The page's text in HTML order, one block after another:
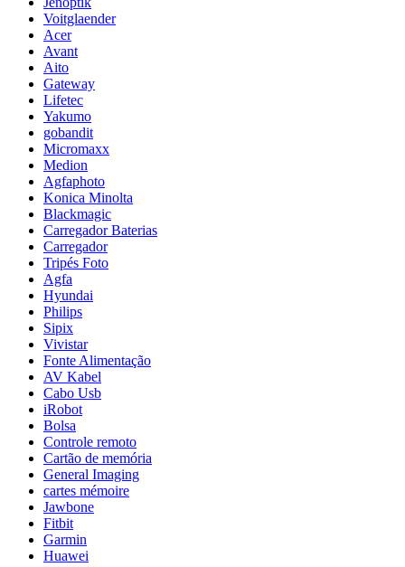
Voitglaender
Acer
Avant
Aito
Gateway
Lifetec
Yakumo
gobandit
Micromaxx
Medion
Agfaphoto
Konica Minolta
Blackmagic
Carregador Baterias
Carregador
Tripés Foto
Agfa
Hyundai
Philips
Sipix
Vivistar
Fonte Alimentação
AV Kabel
Cabo Usb
iRobot
Bolsa
Controle remoto
Cartão de memória
General Imaging
cartes mémoire
Jawbone
Fitbit
Garmin
Huawei